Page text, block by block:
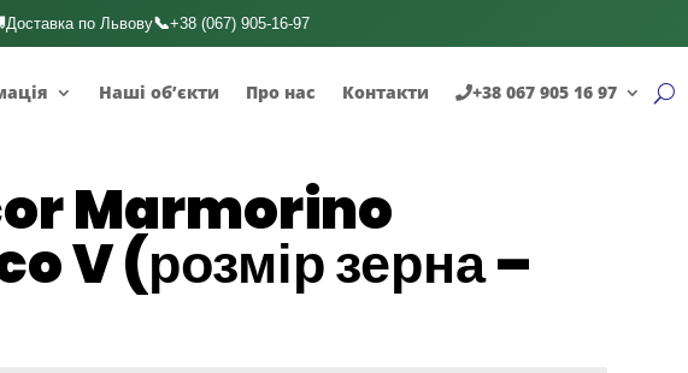
Доставка по Львову📞+38 (067) 905-16-97
Наші об’єкти Про нас Контакти +38 067 905 16 97
Marmorino
V (розмір зерна –